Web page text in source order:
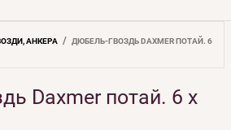
АНКЕРА
  /
ДЮБЕЛЬ-ГВОЗДЬ DAXMER ПОТАЙ. 6
Daxmer потай. 6 х